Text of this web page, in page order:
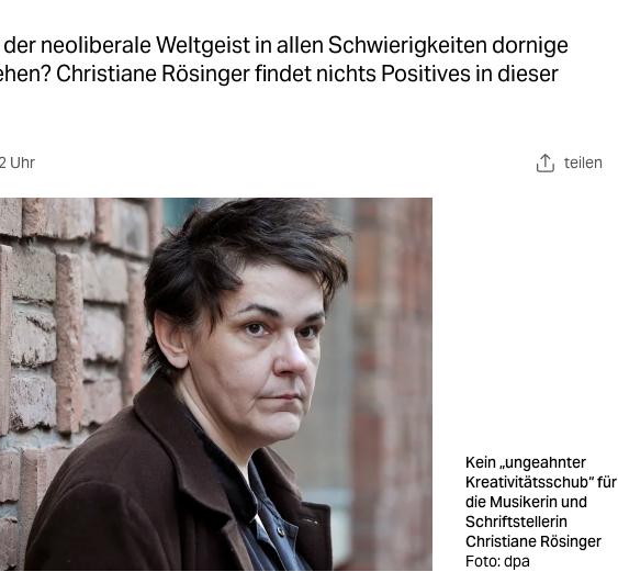
neoliberale Weltgeist in allen Schwierigkeiten dornige
Christiane Rösinger findet nichts Positives in dieser
Uhr teilen
Kein „ungeahnter
Kreativitätsschub“ für
die Musikerin und
Schriftstellerin
Christiane Rösinger
Foto: dpa